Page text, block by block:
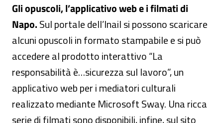
Gli opuscoli, l’applicativo web e i filmati di
Napo.Sul portale dell’Inail si possono scaricare
alcuni opuscoli in formato stampabile e si può
accedere al prodotto interattivo “La
responsabilità è…sicurezza sul lavoro”, un
applicativo web per i mediatori culturali
realizzato mediante Microsoft Sway. Una ricca
serie di filmati sono disponibili, infine, sul sito